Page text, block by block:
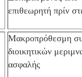
επιθεωρητή πρίν
Μακροπρόθεσμη
διοικητικών
ασφαλής